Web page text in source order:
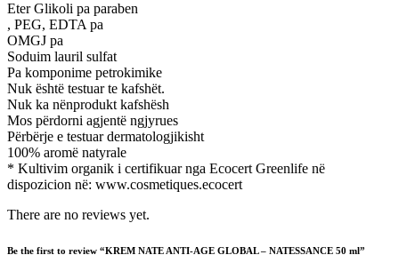
Eter Glikoli pa paraben
, PEG, EDTA pa
OMGJ pa
Soduim lauril sulfat
Pa komponime petrokimike
Nuk është testuar te kafshët.
Nuk ka nënprodukt kafshësh
Mos përdorni agjentë ngjyrues
Përbërje e testuar dermatologjikisht
100% aromë natyrale
* Kultivim organik i certifikuar nga Ecocert Greenlife në
dispozicion në: www.cosmetiques.ecocert
There are no reviews yet.
Be the first to review “KREM NATE ANTI-AGE GLOBAL – NATESSANCE 50 ml”